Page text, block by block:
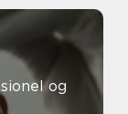
og